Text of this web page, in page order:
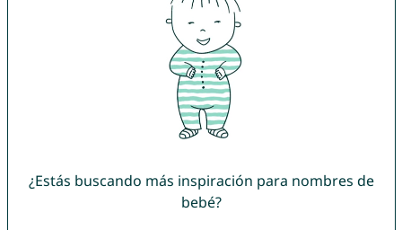
¿Estás buscando más inspiración para nombres de
bebé?